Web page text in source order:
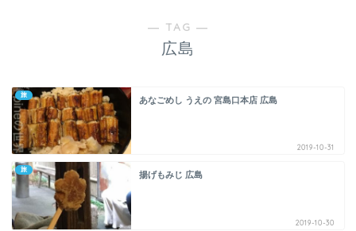
― TAG ―
広島
旅
あなごめし うえの 宮島口本店 広島
2019-10-31
旅
揚げもみじ 広島
2019-10-30